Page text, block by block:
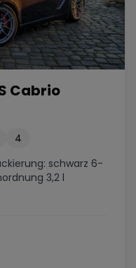
Cabrio
4
schwarz 6-
3,2 l